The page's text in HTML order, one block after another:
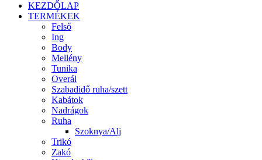
KEZDŐLAP
TERMÉKEK
Felső
Ing
Body
Mellény
Tunika
Overál
Szabadidő ruha/szett
Kabátok
Nadrágok
Ruha
Szoknya/Alj
Trikó
Zakó